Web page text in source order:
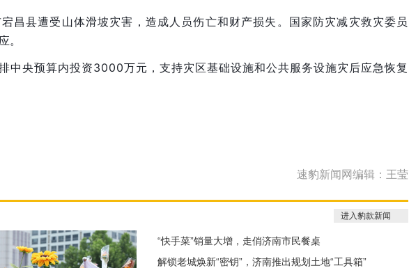
昌县遭受山体滑坡灾害，造成人员伤亡和财产损失。国家防灾减灾救灾委员
。
中央预算内投资3000万元，支持灾区基础设施和公共服务设施灾后应急恢复
速豹新闻网编辑：王莹
进入豹款新闻
“快手菜”销量大增，走俏济南市民餐桌
解锁老城焕新“密钥”，济南推出规划土地“工具箱”